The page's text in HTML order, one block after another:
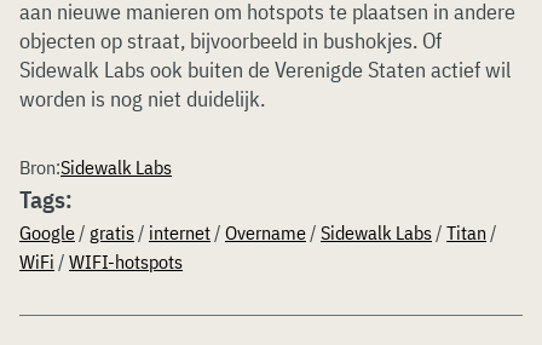
aan nieuwe manieren om hotspots te plaatsen in andere
objecten op straat, bijvoorbeeld in bushokjes. Of
Sidewalk Labs ook buiten de Verenigde Staten actief wil
worden is nog niet duidelijk.
Bron:Sidewalk Labs
Tags:
Google/ gratis/ internet/ Overname/ Sidewalk Labs/ Titan /
WiFi / WIFI-hotspots